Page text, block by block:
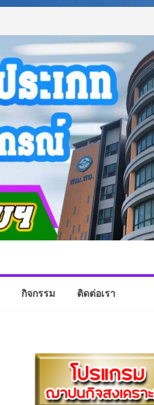
กิจกรรม ติดต่อเรา